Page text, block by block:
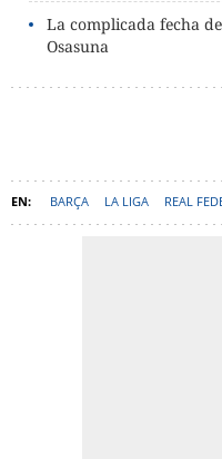
La complicada fecha
Osasuna
BARÇA LA LIGA REAL